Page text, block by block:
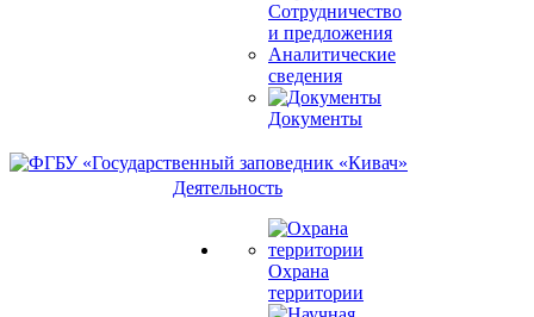
Сотрудничество
и предложения
Аналитические
сведения
Документы
Деятельность
Охрана
территории